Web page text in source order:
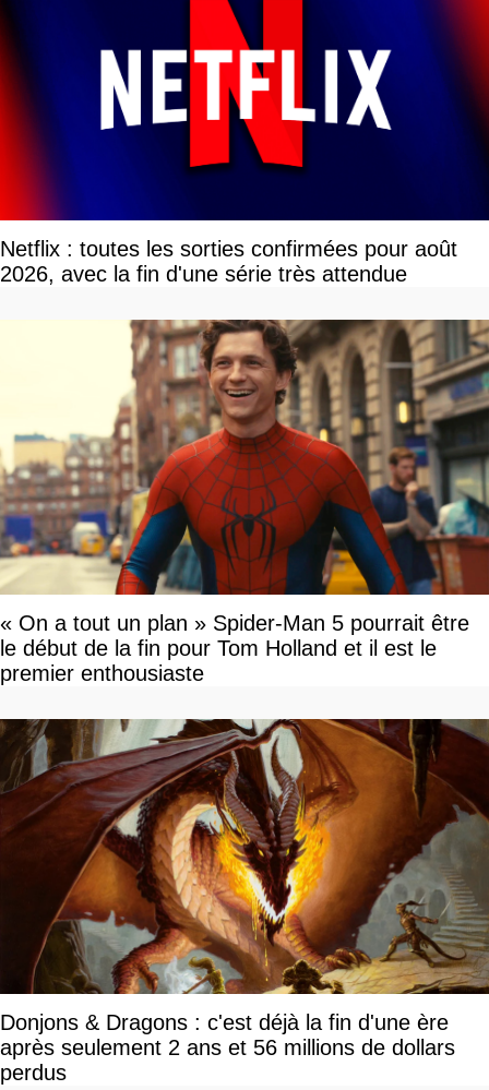
Netflix : toutes les sorties confirmées pour août
2026, avec la fin d'une série très attendue
« On a tout un plan » Spider-Man 5 pourrait être
le début de la fin pour Tom Holland et il est le
premier enthousiaste
Donjons & Dragons : c'est déjà la fin d'une ère
après seulement 2 ans et 56 millions de dollars
perdus